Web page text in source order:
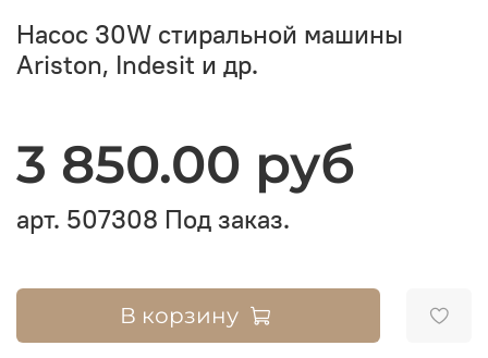
Насос 30W стиральной машины
Ariston, Indesit и др.
3 850.00 руб
арт. 507308 Под заказ.
В корзину